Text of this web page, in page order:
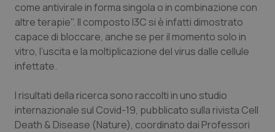
Sicilia
Toscana
Valle D’Aosta
Neuroscienze & patologie neurodegenerative
Obesità
Oncodermatologia
come antivirale in forma singola o in combinazione con
altre terapie". Il composto I3C si è infatti dimostrato
capace di bloccare, anche se per il momento solo in
vitro, l’uscita e la moltiplicazione del virus dalle cellule
infettate.
I risultati della ricerca sono raccolti in uno studio
internazionale sul Covid-19, pubblicato sulla rivista Cell
Death & Disease (Nature), coordinato dai Professori